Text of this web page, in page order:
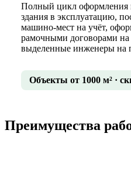
Полный цикл оформления
здания в эксплуатацию,
машино-мест на учёт,
рамочными договорами на
выделенные инженеры на
Объекты от 1000 м² ·
Преимущества